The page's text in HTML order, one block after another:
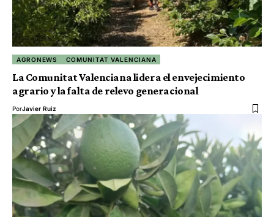
AGRONEWS COMUNITAT VALENCIANA
La Comunitat Valenciana lidera el envejecimiento
agrario y la falta de relevo generacional
PorJavier Ruiz